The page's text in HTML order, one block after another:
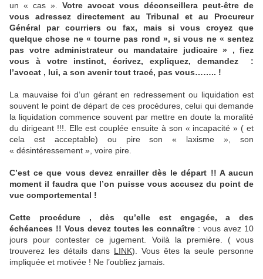
un « cas ». Votre avocat vous déconseillera peut-être de
vous adressez directement au Tribunal et au Procureur
Général par courriers ou fax, mais si vous croyez que
quelque chose ne « tourne pas rond », si vous ne « sentez
pas votre administrateur ou mandataire judicaire » , fiez
vous à votre instinct, écrivez, expliquez, demandez :
l’avocat , lui, a son avenir tout tracé, pas vous…….. !
La mauvaise foi d’un gérant en redressement ou liquidation est
souvent le point de départ de ces procédures, celui qui demande
la liquidation commence souvent par mettre en doute la moralité
du dirigeant !!!. Elle est couplée ensuite à son « incapacité » ( et
cela est acceptable) ou pire son « laxisme », son
« désintéressement », voire pire.
C’est ce que vous devez enrailler dès le départ !! A aucun
moment il faudra que l’on puisse vous accusez du point de
vue comportemental !
Cette procédure , dès qu’elle est engagée, a des
échéances !! Vous devez toutes les connaître : vous avez 10
jours pour contester ce jugement. Voilà la première. ( vous
trouverez les détails dans LINK). Vous êtes la seule personne
impliquée et motivée ! Ne l’oubliez jamais.